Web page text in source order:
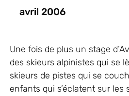
avril 2006
Une fois de plus un stage
des skieurs alpinistes qui se
skieurs de pistes qui se
enfants qui s’éclatent sur les